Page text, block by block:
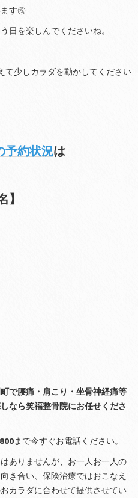
す㊗
日を楽しんでくださいね。
て少しカラダを動かしてください
予約状況は
腰痛・肩こり・坐骨神経痛等
なら笑福整骨院にお任せくださ
まで今すぐお電話ください。
ありませんが、お一人お一人の
き合い、保険治療ではおこなえ
カラダに合わせて提供させてい